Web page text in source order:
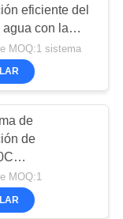
eficiente del
agua con la
los 200m de
100
MOQ:1 sistema
de
de
plataforma de
hidráulica
profunda del
MOQ:1